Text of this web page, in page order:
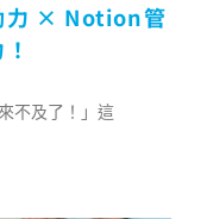
力 × Notion管
不及了！」這